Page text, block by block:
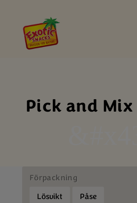
Pick and Mix
Förpackning
Lösvikt
Påse